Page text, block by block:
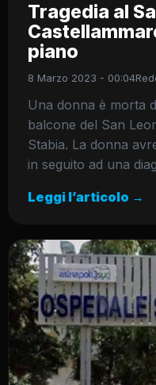
Tragedia al
piano
8 Marzo 2023 - 00:04
Una donna è morta
balcone del San
Stabia. La donna
in seguito ad una
Leggi l’articolo →